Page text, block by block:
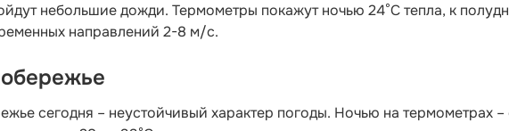
небольшие дожди. Термометры покажут ночью 24°C тепла, к
направлений 2-8 м/с.
сегодня – неустойчивый характер погоды. Ночью на термометрах –